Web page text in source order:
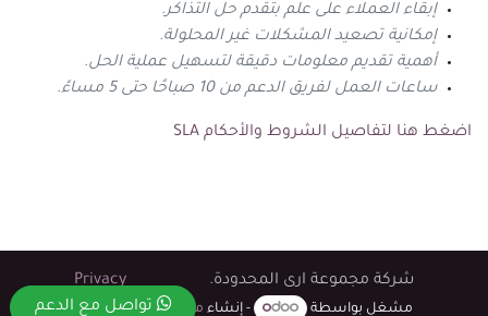
إبقاء العملاء على علم بتقدم حل التذاكر.
إمكانية تصعيد المشكلات غير المحلولة.
أهمية تقديم معلومات دقيقة لتسهيل عملية الحل.
ساعات العمل لفريق الدعم من 10 صباحًا حتى 5 مساءً.
اضغط هنا لتفاصيل الشروط والأحكام SLA
شركة مجموعة ارى المحدودة. Privacy
مشغل بواسطة - إنشاء موقع إلكتروني مجاني
تواصل مع الدعم